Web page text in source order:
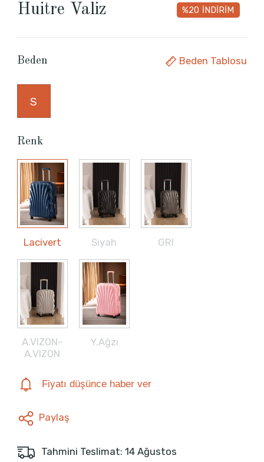
Huitre Valiz %20 İNDİRİM
Beden Beden Tablosu
S
Renk
Lacivert Siyah GRI
A.VIZON-
A.VIZON
Y.Ağzı
Fiyatı düşünce haber ver
Paylaş
Tahmini Teslimat: 14 Ağustos